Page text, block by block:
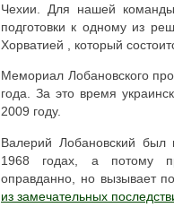
Чехии. Для нашей
подготовки к одному из
Хорватией , который
Мемориал Лобановского
года. За это время
2009 году.
Валерий Лобановский
1968 годах, а потому
оправданно, но вызывает
из замечательных